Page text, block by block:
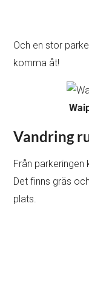
Och en stor
komma åt!
Vandring
Från parkeringen
Det finns gräs
plats.